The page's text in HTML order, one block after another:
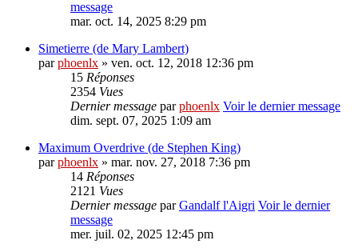
message
mar. oct. 14, 2025 8:29 pm
Simetierre (de Mary Lambert)
parphoenlx » ven. oct. 12, 2018 12:36 pm
15 Réponses
2354 Vues
Dernier message parphoenlx Voir le dernier message
dim. sept. 07, 2025 1:09 am
Maximum Overdrive (de Stephen King)
parphoenlx » mar. nov. 27, 2018 7:36 pm
14 Réponses
2121 Vues
Dernier message parGandalf l'Aigri Voir le dernier
message
mer. juil. 02, 2025 12:45 pm